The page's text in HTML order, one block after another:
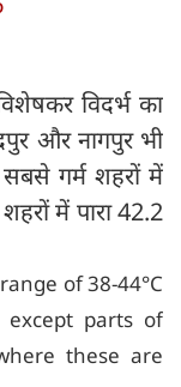
विदर्भ का
और नागपुर भी
गर्म शहरों में
में पारा 42.2
of 38-44°C
parts of
these are